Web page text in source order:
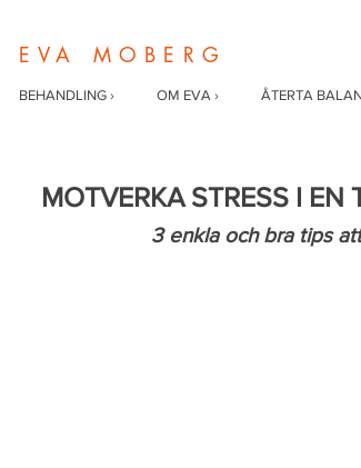
BEHANDLING › OM EVA › ÅTERTA
EVA MOBERG
MOTVERKA STRESS I
3 enkla och bra tips